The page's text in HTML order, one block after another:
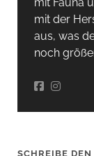
mit der
aus, was
noch
SCHREIBE